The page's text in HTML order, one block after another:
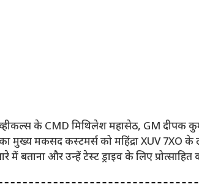
व्हीकल्स के CMD मिथिलेश महासेठ, GM दीपक
मुख्य मकसद कस्टमर्स को महिंद्रा XUV 7XO के
बताना और उन्हें टेस्ट ड्राइव के लिए प्रोत्साहित